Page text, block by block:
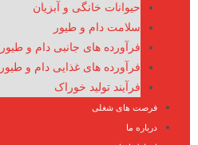
حیوانات خانگی و آبزیان
سلامت دام و طیور
فرآورده های جانبی دام و طیور
فرآورده های غذایی دام و طیور
فرآیند تولید خوراک
فرصت های شغلی
درباره ما